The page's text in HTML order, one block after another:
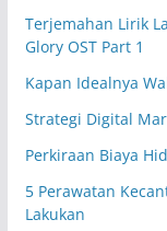
Terjemahan Lirik
Glory OST Part 1
Kapan Idealnya
Strategi Digital
Perkiraan Biaya
5 Perawatan
Lakukan